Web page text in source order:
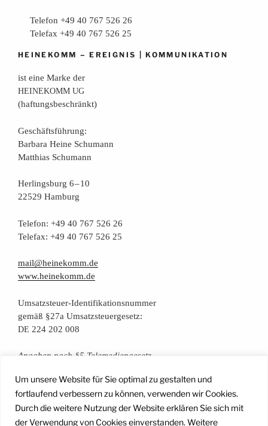
Um unsere Website für Sie optimal zu gestalten und
fortlaufend verbessern zu können, verwenden wir Cookies.
Durch die weitere Nutzung der Website erklären Sie sich mit
der Verwendung von Cookies einverstanden. Weitere
Telefon +49 40 767 526 26
Telefax +49 40 767 526 25
HEINEKOMM –EREIGNIS |KOMMUNIKATION
ist eine Mar­ke der
HEINEKOMM UG
(haf­tungs­be­schränkt)
Geschäfts­füh­rung:
Bar­ba­ra Hei­ne Schumann
Mat­thi­as Schumann
Her­lings­burg 6 – 10
22529 Hamburg
Tele­fon: +49 40 767 526 26
Tele­fax: +49 40 767 526 25
mail@heinekomm.de
www.heinekomm.de
Umsatz­steu­er-Iden­ti­fi­ka­ti­ons­num­mer
gemäß §27a Umsatzsteuergesetz:
DE 224 202 008
Anga­ben nach §5 Telemediengesetz
Daten­schutz­er­klä­rung